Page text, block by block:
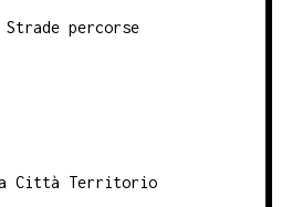
percorse
Città Territorio